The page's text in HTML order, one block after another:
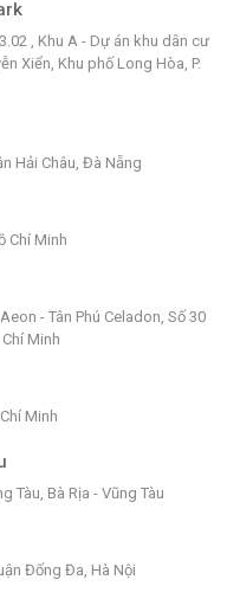
, Khu A - Dự án khu dân cư
Xiển, Khu phố Long Hòa, P.
Hải Châu, Đà Nẵng
Chí Minh
- Tân Phú Celadon, Số 30
Chí Minh
Minh
Tàu, Bà Rịa - Vũng Tàu
Đống Đa, Hà Nội